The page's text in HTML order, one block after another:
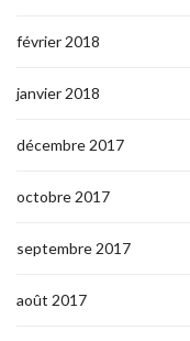
février 2018
janvier 2018
décembre 2017
octobre 2017
septembre 2017
août 2017